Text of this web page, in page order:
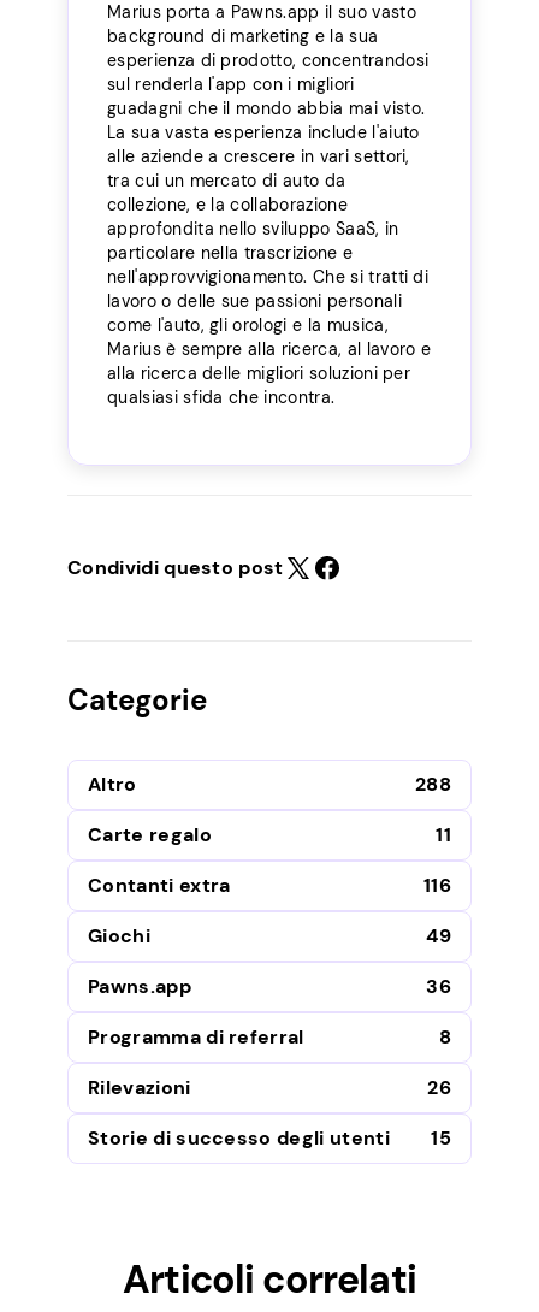
Marius porta a Pawns.app il suo vasto
background di marketing e la sua
esperienza di prodotto, concentrandosi
sul renderla l'app con i migliori
guadagni che il mondo abbia mai visto.
La sua vasta esperienza include l'aiuto
alle aziende a crescere in vari settori,
tra cui un mercato di auto da
collezione, e la collaborazione
approfondita nello sviluppo SaaS, in
particolare nella trascrizione e
nell'approvvigionamento. Che si tratti di
lavoro o delle sue passioni personali
come l'auto, gli orologi e la musica,
Marius è sempre alla ricerca, al lavoro e
alla ricerca delle migliori soluzioni per
qualsiasi sfida che incontra.
Condividi questo post
Categorie
Altro
288
Carte regalo
11
Contanti extra
116
Giochi
49
Pawns.app
36
Programma di referral
8
Rilevazioni
26
Storie di successo degli utenti
15
Articoli correlati